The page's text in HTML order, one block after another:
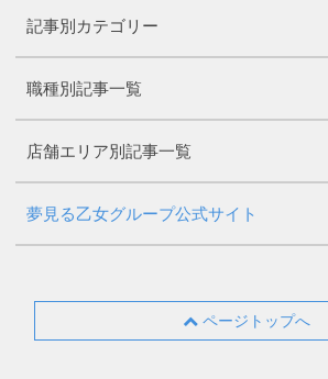
記事別カテゴリー
職種別記事一覧
店舗エリア別記事一覧
夢見る乙女グループ公式サイト
ページトップへ